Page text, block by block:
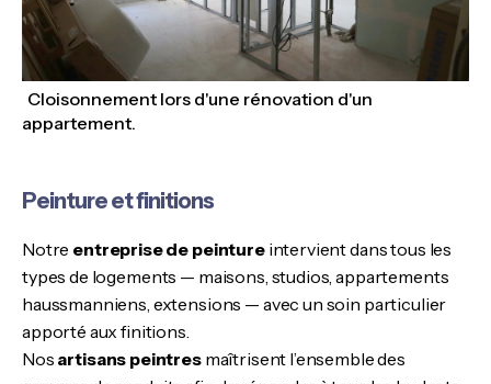
Cloisonnement lors d'une rénovation d'un
appartement.
Peinture et finitions
Notre entreprise de peintureintervient dans tous les
types de logements — maisons, studios, appartements
haussmanniens, extensions — avec un soin particulier
apporté aux finitions.
Nos artisans peintresmaîtrisent l’ensemble des